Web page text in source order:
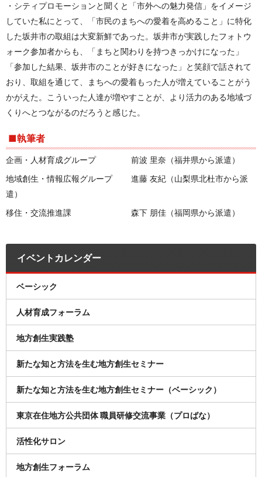
・シティプロモーションと聞くと「市外への魅力発信」をイメージ
していた私にとって、「市民のまちへの愛着を高めること」に特化
した坂井市の取組は大変新鮮であった。坂井市が実践したフォトウ
ォーク参加者からも、「まちと関わりを持つきっかけになった」
「参加した結果、坂井市のことが好きになった」と笑顔で話されて
おり、取組を通じて、まちへの愛着もった人が増えていることがう
かがえた。こういった人達が増やすことが、より活力のある地域づ
くりへとつながるのだろうと感じた。
■執筆者
企画・人材育成グループ 前波 里奈（福井県から派遣）
地域創生・情報広報グループ 進藤 友紀（山梨県北杜市から派
遣）
移住・交流推進課 森下 朋佳（福岡県から派遣）
イベントカレンダー
ベーシック
人材育成フォーラム
地方創生実践塾
新たな知と方法を生む地方創生セミナー
新たな知と方法を生む地方創生セミナー（ベーシック）
東京在住地方公共団体 職員研修交流事業（プロばな）
活性化サロン
地方創生フォーラム